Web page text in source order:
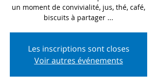
un moment de convivialité, jus, thé, café,
biscuits à partager ...
Les inscriptions sont closes
Voir autres événements